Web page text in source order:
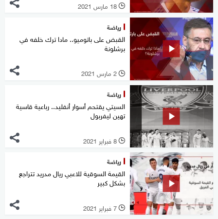
l 18 مارس 2021
رياضة
القبض على باتوميو.. مادا ترك خلفه في
برشلونة
l 2 مارس 2021
رياضة
السيتي يقتحم أسوار أنفليد.. رباعية قاسية
تهين ليفربول
l 8 فبراير 2021
رياضة
القيمة السوقية للاعبي ريال مدريد تتراجع
بشكل كبير
l 7 فبراير 2021